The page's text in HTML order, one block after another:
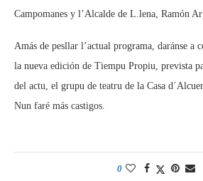
Campomanes y l’Alcalde de L.lena, Ramón
Amás de pesllar l’actual programa, daránse a
la nueva edición de Tiempu Propiu, prevista
del actu, el grupu de teatru de la Casa
Nun faré más castigos.
0